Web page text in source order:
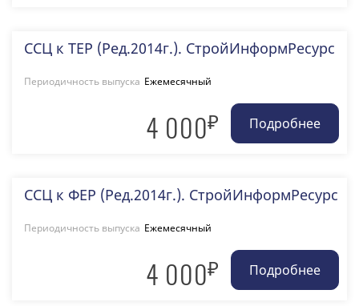
ССЦ к ТЕР (Ред.2014г.). СтройИнформРесурс
Периодичность выпуска Ежемесячный
4 000₽
ССЦ к ФЕР (Ред.2014г.). СтройИнформРесурс
Периодичность выпуска Ежемесячный
4 000₽